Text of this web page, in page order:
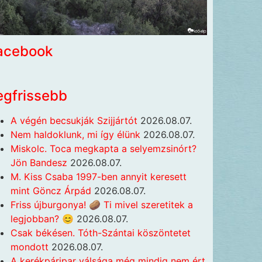
A végén becsukják Szijjártót 2026.08.07.
Nem haldoklunk, mi így élünk 2026.08.07.
Miskolc. Toca megkapta a selyemzsinórt?
Jön Bandesz 2026.08.07.
M. Kiss Csaba 1997-ben annyit keresett
mint Göncz Árpád 2026.08.07.
Friss újburgonya! 🥔 Ti mivel szeretitek a
legjobban? 😊 2026.08.07.
Csak békésen. Tóth-Szántai köszöntetet
mondott 2026.08.07.